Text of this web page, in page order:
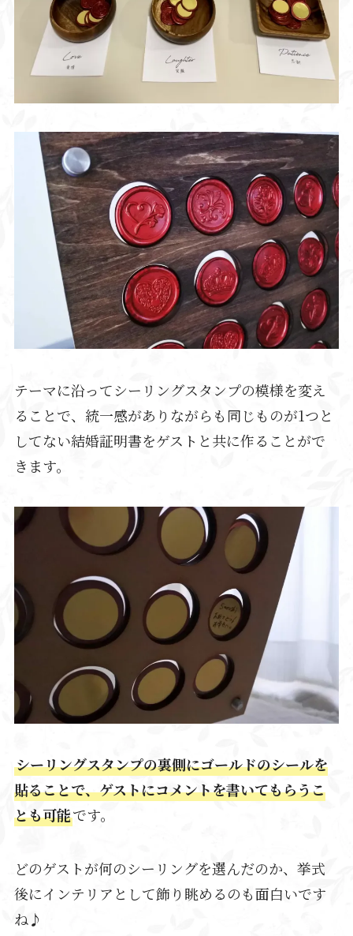
テーマに沿ってシーリングスタンプの模様を変え
ることで、統一感がありながらも同じものが1つと
してない結婚証明書をゲストと共に作ることがで
きます。
シーリングスタンプの裏側にゴールドのシールを
貼ることで、ゲストにコメントを書いてもらうこ
とも可能です。
どのゲストが何のシーリングを選んだのか、挙式
後にインテリアとして飾り眺めるのも面白いです
ね♪